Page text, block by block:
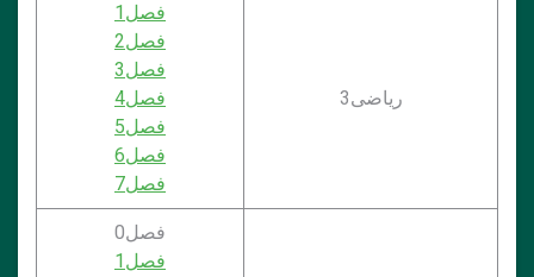
ریاضی3
فصل1
فصل2
فصل3
فصل4
فصل5
فصل6
فصل7
فصل0
فصل1